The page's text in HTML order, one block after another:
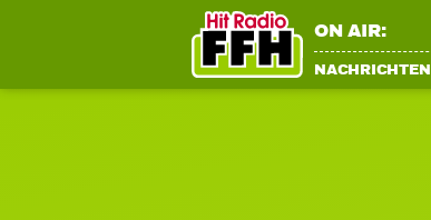
ON AIR:
NACHRICHTEN